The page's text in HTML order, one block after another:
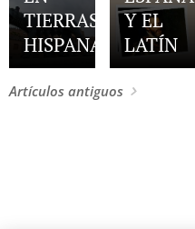
TIERRAS
HISPANAS
Y EL
LATÍN
Artículos antiguos